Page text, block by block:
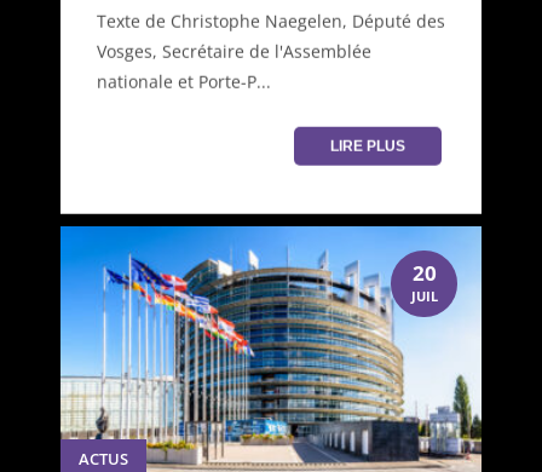
Texte de Christophe Naegelen, Député des
Vosges, Secrétaire de l'Assemblée
nationale et Porte-P...
LIRE PLUS
20
JUIL
ACTUS